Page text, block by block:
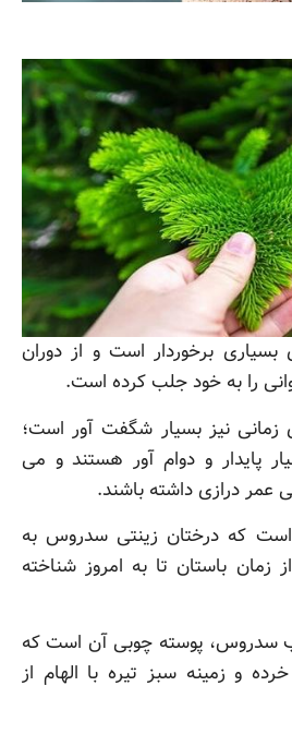
برخوردار است و از دوران
را به خود جلب کرده است.
نیز بسیار شگفت آور است؛
پایدار و دوام آور هستند و می
عمر درازی داشته باشند.
که درختان زینتی سدروس به
زمان باستان تا به امروز شناخته
سدروس، پوسته چوبی آن است که
و زمینه سبز تیره با الهام از